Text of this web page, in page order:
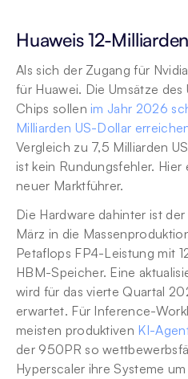
Huaweis 12-
Als sich der Zugang für
für Huawei. Die Umsätze
Chips sollen im Jahr 2026
Milliarden US-Dollar
Vergleich zu 7,5 Milliarden
ist kein Rundungsfehler.
neuer Marktführer.
Die Hardware dahinter ist der
März in die
Petaflops FP4-Leistung mit
HBM-Speicher. Eine
wird für das vierte Quartal
erwartet. Für Inference-
meisten produktiven KI-
der 950PR so
Hyperscaler ihre Systeme